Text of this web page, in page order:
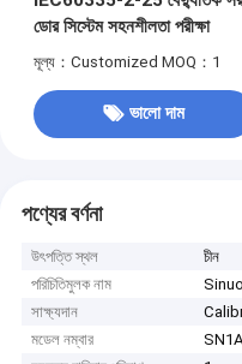
ডোর সিস্টেম সহনশীলতা পরীক্ষা
মূল্য：Customized MOQ：1
ভালো দাম
পণ্যের বর্ণনা
উৎপত্তি স্থল
চীন
পরিচিতিমুলক নাম
Sinuo
সাক্ষ্যদান
মডেল নম্বার